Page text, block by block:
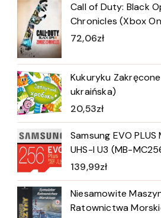
Call of Duty: Black
Chronicles (Xbox
72,06zł
Kukuryku
ukraińska)
20,53zł
Samsung EVO
UHS-I U3 (MB-
139,99zł
Niesamowite
Ratownictwa